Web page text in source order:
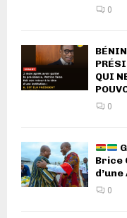
0
QUI
0
Brice
0